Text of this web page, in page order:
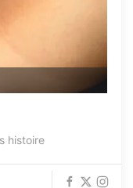
histoire